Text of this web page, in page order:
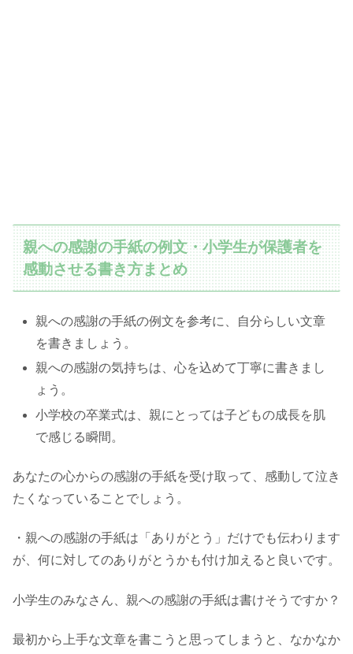
親への感謝の手紙の例文・小学生が保護者を
感動させる書き方まとめ
親への感謝の手紙の例文を参考に、自分らしい文章
を書きましょう。
親への感謝の気持ちは、心を込めて丁寧に書きまし
ょう。
小学校の卒業式は、親にとっては子どもの成長を肌
で感じる瞬間。
あなたの心からの感謝の手紙を受け取って、感動して泣き
たくなっていることでしょう。
・親への感謝の手紙は「ありがとう」だけでも伝わります
が、何に対してのありがとうかも付け加えると良いです。
小学生のみなさん、親への感謝の手紙は書けそうですか？
最初から上手な文章を書こうと思ってしまうと、なかなか